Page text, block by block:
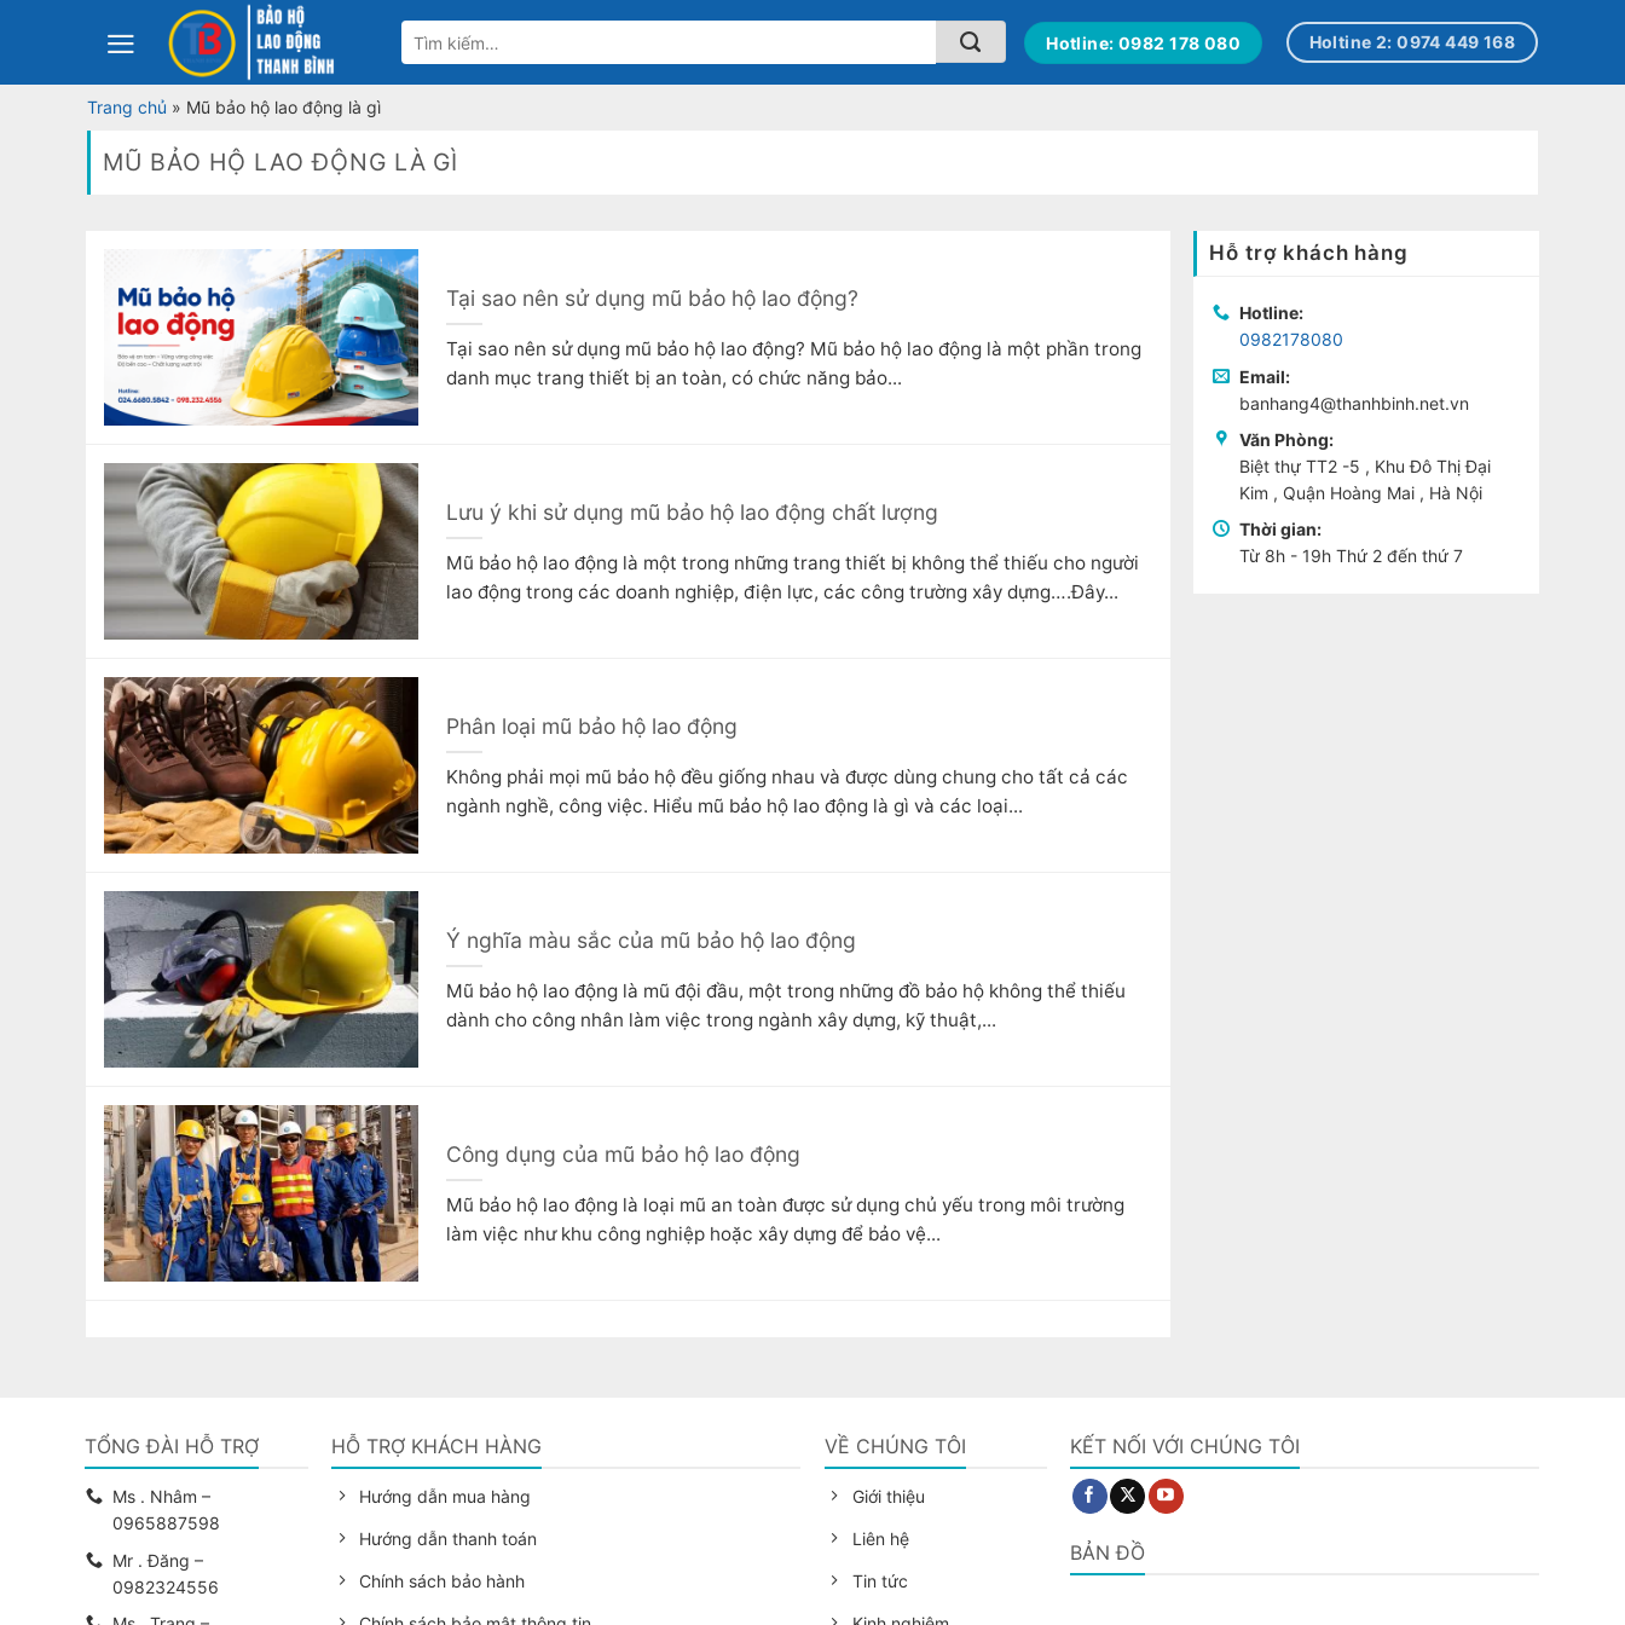
nội
Tìm
kiếm:
Hotline: 0982 178 080 Holtine 2: 0974 449 168
Trang chủ » Mũ bảo hộ lao động là gì
MŨ BẢO HỘ LAO ĐỘNG LÀ GÌ
Tại sao nên sử dụng mũ bảo hộ lao động?
Tại sao nên sử dụng mũ bảo hộ lao động? Mũ bảo hộ lao động là một phần trong
danh mục trang thiết bị an toàn, có chức năng bảo...
Lưu ý khi sử dụng mũ bảo hộ lao động chất lượng
Mũ bảo hộ lao động là một trong những trang thiết bị không thể thiếu cho người
lao động trong các doanh nghiệp, điện lực, các công trường xây dựng….Đây...
Phân loại mũ bảo hộ lao động
Không phải mọi mũ bảo hộ đều giống nhau và được dùng chung cho tất cả các
ngành nghề, công việc. Hiểu mũ bảo hộ lao động là gì và các loại...
Ý nghĩa màu sắc của mũ bảo hộ lao động
Mũ bảo hộ lao động là mũ đội đầu, một trong những đồ bảo hộ không thể thiếu
dành cho công nhân làm việc trong ngành xây dựng, kỹ thuật,...
Công dụng của mũ bảo hộ lao động
Mũ bảo hộ lao động là loại mũ an toàn được sử dụng chủ yếu trong môi trường
làm việc như khu công nghiệp hoặc xây dựng để bảo vệ...
Hỗ trợ khách hàng
Hotline:
0982178080
Email:
banhang4@thanhbinh.net.vn
Văn Phòng:
Biệt thự TT2 -5 , Khu Đô Thị Đại
Kim , Quận Hoàng Mai , Hà Nội
Thời gian:
Từ 8h - 19h Thứ 2 đến thứ 7
TỔNG ĐÀI HỖ TRỢ
Ms . Nhâm –
0965887598
Mr . Đăng –
0982324556
HỖ TRỢ KHÁCH HÀNG
Hướng dẫn mua hàng
Hướng dẫn thanh toán
Chính sách bảo hành
VỀ CHÚNG TÔI
Giới thiệu
Liên hệ
Tin tức
KẾT NỐI VỚI CHÚNG TÔI
BẢN ĐỒ